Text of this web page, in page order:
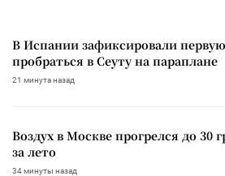
В Испании зафиксировали
пробраться в Сеуту на параплане
21 минута назад
Воздух в Москве прогрелся до 30
за лето
34 минуты назад